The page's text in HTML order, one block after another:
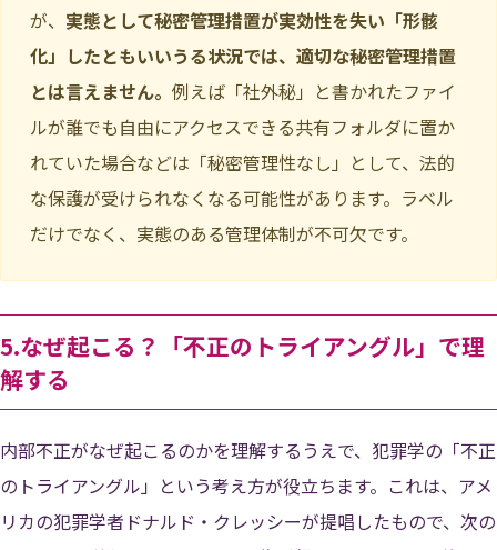
が、 実態として秘密管理措置が実効性を失い「形骸
化」したともいいうる状況では、適切な秘密管理措置
とは言えません。 例えば「社外秘」と書かれたファイ
ルが誰でも自由にアクセスできる共有フォルダに置か
れていた場合などは「秘密管理性なし」として、法的
な保護が受けられなくなる可能性があります。ラベル
だけでなく、実態のある管理体制が不可欠です。
5.なぜ起こる？「不正のトライアングル」で理
解する
内部不正がなぜ起こるのかを理解するうえで、犯罪学の「不正
のトライアングル」という考え方が役立ちます。これは、アメ
リカの犯罪学者ドナルド・クレッシーが提唱したもので、次の